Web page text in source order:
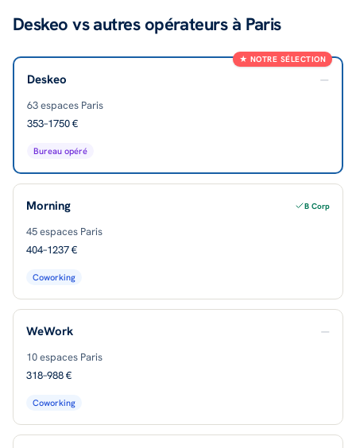
Deskeo vs autres opérateurs à Paris
★ NOTRE SÉLECTION
Deskeo —
63espaces Paris
353–1750 €
Bureau opéré
Morning B Corp
45espaces Paris
404–1237 €
Coworking
WeWork —
10espaces Paris
318–988 €
Coworking